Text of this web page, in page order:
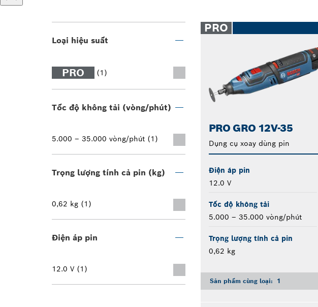
Loại hiệu suất
PRO (1)
Tốc độ không tải (vòng/phút)
5.000 – 35.000 vòng/phút (1)
Trọng lượng tính cả pin (kg)
0,62 kg (1)
Điện áp pin
12.0 V (1)
PRO
PRO GRO 12V-35
Dụng cụ xoay dùng pin
Điện áp pin
12.0 V
Tốc độ không tải
5.000 – 35.000 vòng/phút
Trọng lượng tính cả pin
0,62 kg
Sản phẩm cùng loại: 1